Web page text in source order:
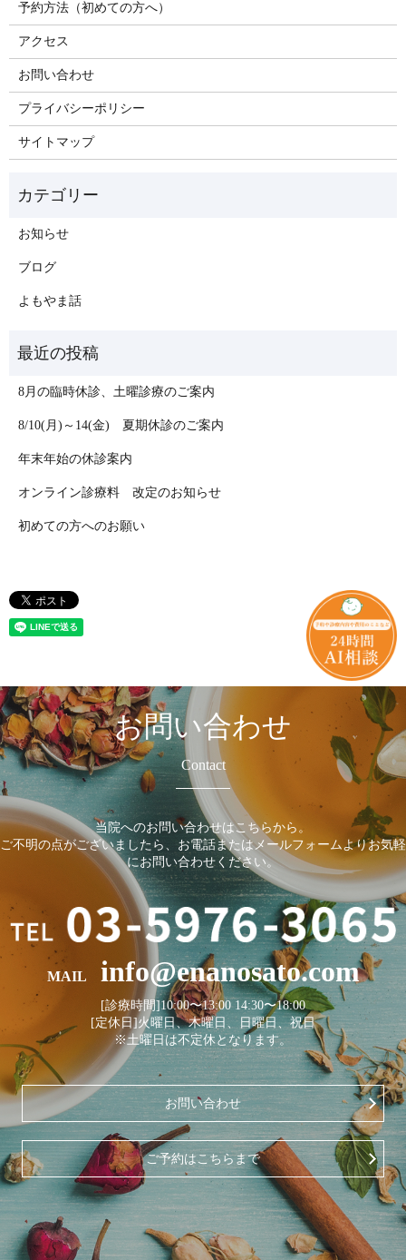
予約方法（初めての方へ）
アクセス
お問い合わせ
プライバシーポリシー
サイトマップ
お知らせ
ブログ
よもやま話
8月の臨時休診、土曜診療のご案内
8/10(月)～14(金) 夏期休診のご案内
年末年始の休診案内
オンライン診療料 改定のお知らせ
初めての方へのお願い
お問い合わせ
Contact
当院へのお問い合わせはこちらから。
ご不明の点がございましたら、お電話またはメールフォームよりお気軽
にお問い合わせください。
MAIL info@enanosato.com
[診療時間]10:00〜13:00 14:30〜18:00
[定休日]火曜日、木曜日、日曜日、祝日
※土曜日は不定休となります。
お問い合わせ
ご予約はこちらまで